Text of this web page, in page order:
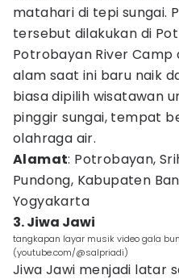
matahari di tepi sungai.
tersebut dilakukan di
Potrobayan River
alam saat ini baru naik
biasa dipilih wisatawan
pinggir sungai, tempat
olahraga air.
Alamat: Potrobayan,
Pundong, Kabupaten
Yogyakarta
3. Jiwa Jawi
tangkapan layar musik video gala
(youtube.com/@salpriadi)
Jiwa Jawi menjadi latar